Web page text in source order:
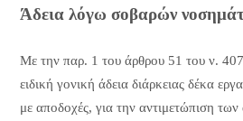
Άδεια λόγω σοβαρών
Με την παρ. 1 του άρθρου 51 του ν.
ειδική γονική άδεια διάρκειας δέκα
με αποδοχές, για την αντιμετώπιση